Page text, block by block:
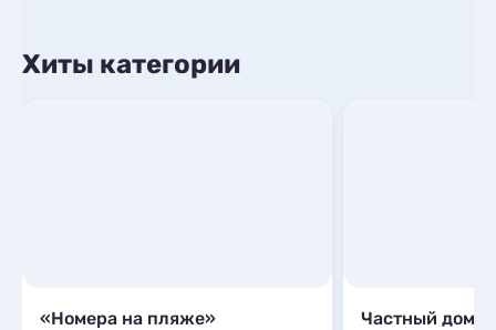
Хиты категории
«Номера на пляже» Частный дом